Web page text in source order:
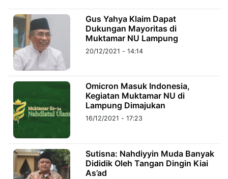
Gus Yahya Klaim Dapat
Dukungan Mayoritas di
Muktamar NU Lampung
20/12/2021 - 14:14
Omicron Masuk Indonesia,
Kegiatan Muktamar NU di
Lampung Dimajukan
16/12/2021 - 17:23
Sutisna: Nahdiyyin Muda Banyak
Dididik Oleh Tangan Dingin Kiai
As’ad